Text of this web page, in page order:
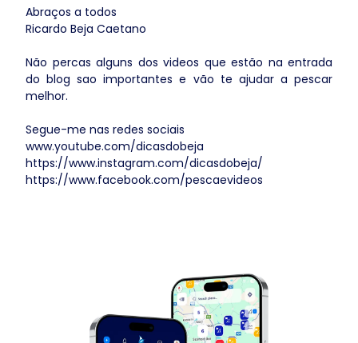
Abraços a todos
Ricardo Beja Caetano
Não percas alguns dos videos que estão na entrada
do blog sao importantes e vão te ajudar a pescar
melhor.
Segue-me nas redes sociais
www.youtube.com/dicasdobeja
https://www.instagram.com/dicasdobeja/
https://www.facebook.com/pescaevideos